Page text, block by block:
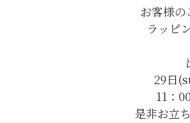
お客様の
ラッピ
29日
11：
是非お立